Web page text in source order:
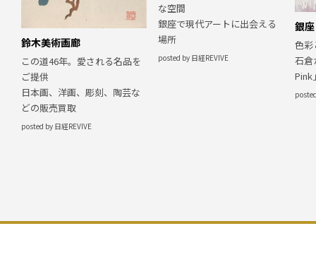
鈴木美術画廊
この道46年。愛される名品を
ご提供
日本画、洋画、彫刻、陶芸な
どの販売買取
posted by 日経REVIVE
な空間
銀座で現代アートに出会える
場所
posted by 日経REVIVE
銀
色彩
石倉
Pink